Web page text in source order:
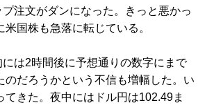
注文がダンになった。きっと悪かっ
国株も急落に転じている。
は2時間後に予想通りの数字にまで
だろうかという不信も増幅した。い
きた。夜中にはドル円は102.49ま